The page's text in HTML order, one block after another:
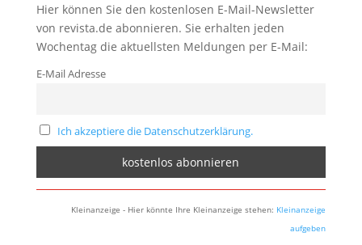
Hier können Sie den kostenlosen E-Mail-Newsletter
von revista.de abonnieren. Sie erhalten jeden
Wochentag die aktuellsten Meldungen per E-Mail:
E-Mail Adresse
Ich akzeptiere die Datenschutzerklärung.
Kleinanzeige - Hier könnte Ihre Kleinanzeige stehen: Kleinanzeige
aufgeben